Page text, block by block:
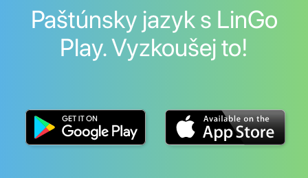
Paštúnsky jazyk s LinGo
Play. Vyzkoušej to!